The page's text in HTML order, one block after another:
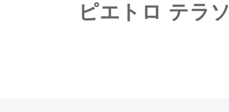
ピエトロ テラソ